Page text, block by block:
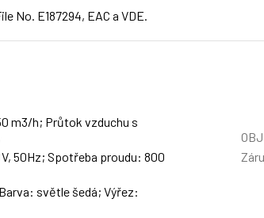
No. E187294, EAC a VDE.
m3/h; Průtok vzduchu s
50Hz; Spotřeba proudu: 800
světle šedá; Výřez: